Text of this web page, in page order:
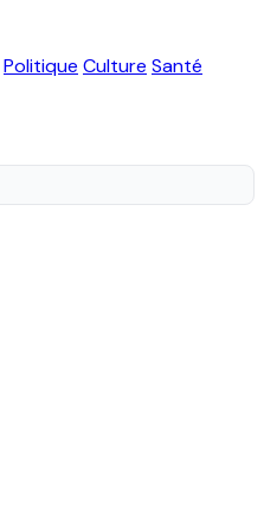
Politique Culture Santé